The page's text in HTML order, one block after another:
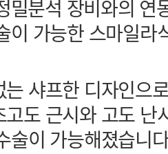
술이 가능해졌습니